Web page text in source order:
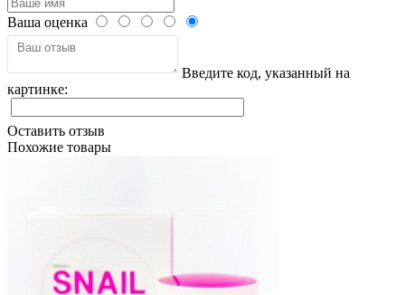
Ваша оценка
Введите код, указанный на
картинке:
Оставить отзыв
Похожие товары